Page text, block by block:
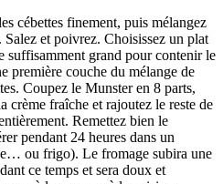
cébettes finement, puis mélangez
Salez et poivrez. Choisissez un plat
suffisamment grand pour contenir le
première couche du mélange de
Coupez le Munster en 8 parts,
crème fraîche et rajoutez le reste de
Remettez bien le
pendant 24 heures dans un
ou frigo). Le fromage subira une
ce temps et sera doux et